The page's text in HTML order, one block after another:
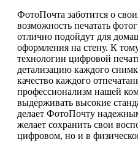
ФотоПочта заботится о
возможность печатать
отлично подойдут для
оформления на стену. К
технологии цифровой
детализацию каждого
качество каждого
профессионализм нашей
выдерживать высокие
делает ФотоПочту
желает сохранить свои
цифровом, но и в